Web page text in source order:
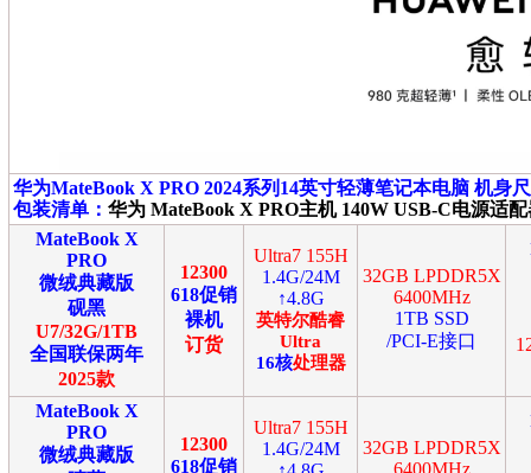
华为MateBook X PRO 2024系列14英寸轻薄笔记本电脑 机身
包装清单： 华为 MateBook X PRO主机 140W USB-C电源适
MateBook X
PRO
微绒典藏版
砚黑
U7/32G/1TB
全国联保两年
2025款
12300
618促销
裸机
订货
Ultra7 155H
1.4G/24M
↑4.8G
英特尔酷睿
Ultra
16核处理器
32GB LPDDR5X
6400MHz
1TB SSD
/PCI-E接口
MateBook X
PRO
微绒典藏版
12300
618促销
Ultra7 155H
1.4G/24M
32GB LPDDR5X
6400MHz